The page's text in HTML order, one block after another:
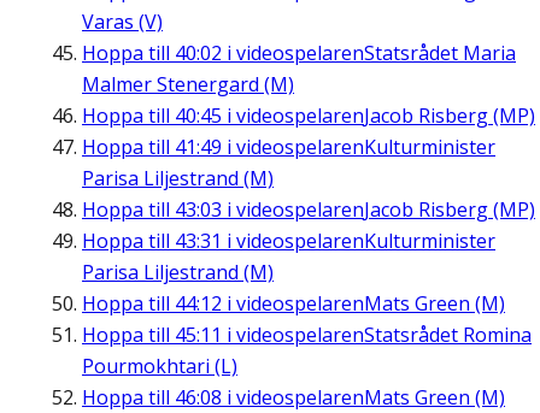
Varas (V)
Hoppa till 40:02 i videospelarenStatsrådet Maria
Malmer Stenergard (M)
Hoppa till 40:45 i videospelarenJacob Risberg (MP)
Hoppa till 41:49 i videospelarenKulturminister
Parisa Liljestrand (M)
Hoppa till 43:03 i videospelarenJacob Risberg (MP)
Hoppa till 43:31 i videospelarenKulturminister
Parisa Liljestrand (M)
Hoppa till 44:12 i videospelarenMats Green (M)
Hoppa till 45:11 i videospelarenStatsrådet Romina
Pourmokhtari (L)
Hoppa till 46:08 i videospelarenMats Green (M)